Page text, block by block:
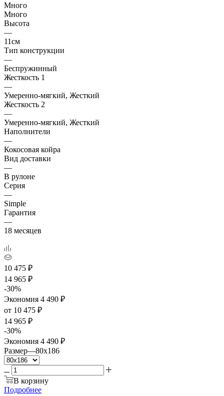
Много
Много
Высота
—
11см
Тип конструкции
—
Беспружинный
Жесткость 1
—
Умеренно-мягкий, Жесткий
Жесткость 2
—
Умеренно-мягкий, Жесткий
Наполнители
—
Кокосовая койра
Вид доставки
—
В рулоне
Серия
—
Simple
Гарантия
—
18 месяцев
10 475 ₽
14 965 ₽
-30%
Экономия 4 490 ₽
от 10 475 ₽
14 965 ₽
-30%
Экономия 4 490 ₽
Размер—80x186
В корзину
Подробнее